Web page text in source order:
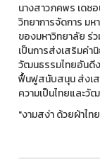
นางสาวภคพร เดช
วิทยาการจัดการ ม
ของมหาวิทยาลัย ร่
เป็นการส่งเสริมค่า
วัฒนธรรมไทยอันดี
ฟื้นฟูสนับสนุน ส่งเ
ความเป็นไทยและวั
"งามสง่า ด้วยผ้าไท